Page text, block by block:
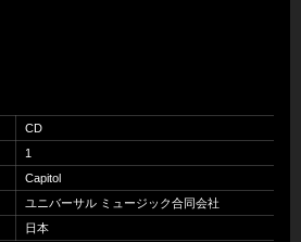
CD
1
Capitol
ユニバーサル ミュージック合同会社
日本